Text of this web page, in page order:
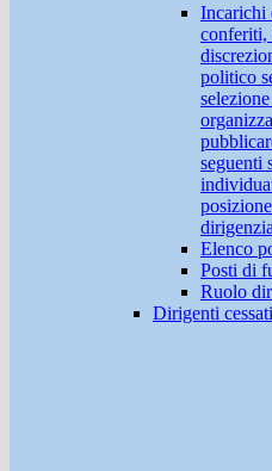
Incarichi
politico
seguenti
Elenco
Posti di
Ruolo
Dirigenti cessati